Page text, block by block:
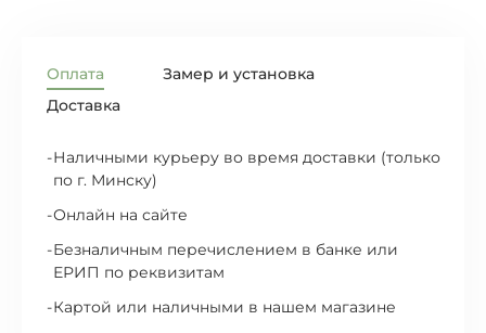
Оплата
Замер и установка
Доставка
Наличными курьеру во время доставки (только
по г. Минску)
Онлайн на сайте
Безналичным перечислением в банке или
ЕРИП по реквизитам
Картой или наличными в нашем магазине